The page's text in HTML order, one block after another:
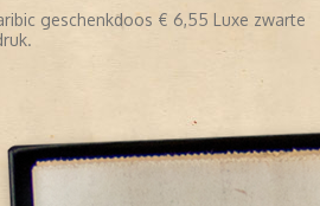
geschenkdoos € 6,55 Luxe zwarte